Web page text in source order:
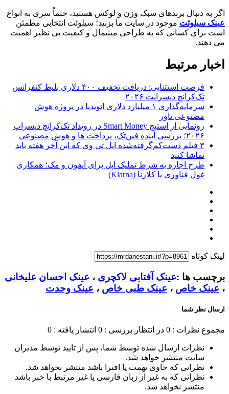
اگر به دنبال برندهای سبک وزن و لوکس هستید، حتماً سری به انواع
عینک سیلوئت موجود در سایت ما بزنید؛ سیلوئت انتخابی مطمئن
است برای کسانی که به طراحی مینیمال و کیفیت بی نظیر اهمیت
می دهند.
اخبار مرتبط
فرصت استثنایی: دریافت تخفیف ۴۰۰ دلاری بلیط کنفرانس
تک‌کرانچ دیسراپت ۲۰۲۶
سرمایه‌گذاری ۱ میلیارد دلاری انویدیا در پروژه هوش
مصنوعی ناور
رونمایی از استیج Smart Money در رویداد تک‌کرانچ دیسراپ
۲۰۲۶؛ بررسی آینده فین‌تک، پرداخت‌ ها و هوش مصنوعی
۳ فیلم دست‌کم‌گرفته‌شده اپل تی وی که این آخر هفته باید
تماشا کنید
طرح اجاره به شرط تملیک اپل برای آیفون و مک؛ همکاری
غول فناوری با کلارنا (Klarna)
لینک کوتاه
برچسب ها :عینک آفتابی لاکچری ، عینک احسان علیخانی
، عینک خاص ، عینک طبی خاص ، عینک وحدت
ارسال نظر شما
مجموع نظرات : 0 در انتظار بررسی : 0 انتشار یافته : 0
نظرات ارسال شده توسط شما، پس از تایید توسط مدیران
سایت منتشر خواهد شد.
نظراتی که حاوی تهمت یا افترا باشد منتشر نخواهد شد.
نظراتی که به غیر از زبان فارسی یا غیر مرتبط با خبر باشد
منتشر نخواهد شد.